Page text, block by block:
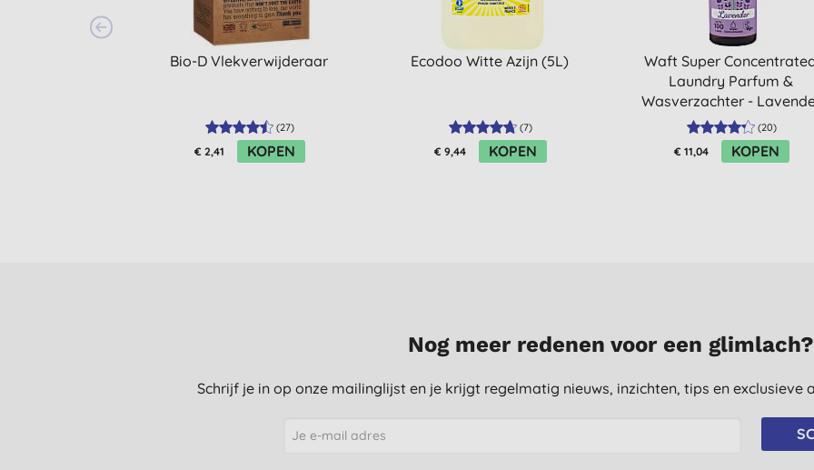
Bio-D Vlekverwijderaar
(27)
€ 2,41 KOPEN
Ecodoo Witte Azijn (5L)
(7)
€ 9,44 KOPEN
Waft Super
Laundry Parfum &
Wasverzachter -
50ml
(20)
€ 11,04 KOPEN
Nog meer redenen voor een glimlach?
Schrijf je in op onze mailinglijst en je krijgt regelmatig nieuws, inzichten, tips en exclusieve